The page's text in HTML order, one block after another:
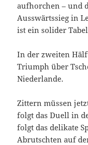
aufhorchen – und
Ausswärtssieg in
ist ein solider
In der zweiten
Triumph über
Niederlande.
Zittern müssen
folgt das Duell in
folgt das delikate
Abrutschten auf